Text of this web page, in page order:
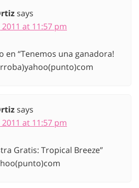
says
at 11:57 pm
en “Tenemos una ganadora!
says
at 11:57 pm
Gratis: Tropical Breeze”